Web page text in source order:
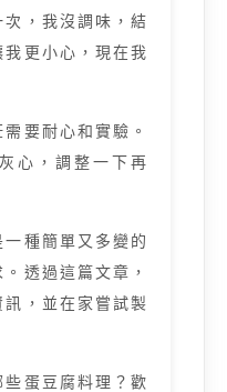
，我沒調味，結
更小心，現在我
要耐心和實驗。
心，調整一下再
種簡單又多變的
透過這篇文章，
，並在家嘗試製
蛋豆腐料理？歡